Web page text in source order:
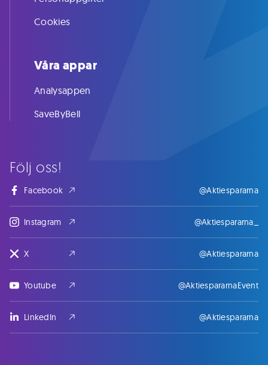
Följ oss!
Facebook @Aktiespararna
Instagram @Aktiespararna_
X @Aktiespararna
Youtube @AktiespararnaEvent
LinkedIn @Aktiespararna
Cookies
Våra appar
Analysappen
SaveByBell